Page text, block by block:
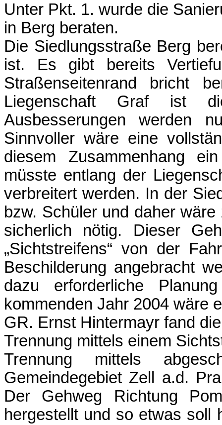
Unter Pkt. 1. wurde die
in Berg beraten.
Die Siedlungsstraße Berg
ist. Es gibt bereits
Straßenseitenrand bricht
Liegenschaft Graf ist
Ausbesserungen werden
Sinnvoller wäre eine
diesem Zusammenhang
müsste entlang der
verbreitert werden. In der
bzw. Schüler und daher
sicherlich nötig. Dieser
„Sichtstreifens“ von der
Beschilderung angebracht
dazu erforderliche
kommenden Jahr 2004 wäre
GR. Ernst Hintermayr fand
Trennung mittels einem
Trennung mittels
Gemeindegebiet Zell a.d.
Der Gehweg Richtung
hergestellt und so etwas soll